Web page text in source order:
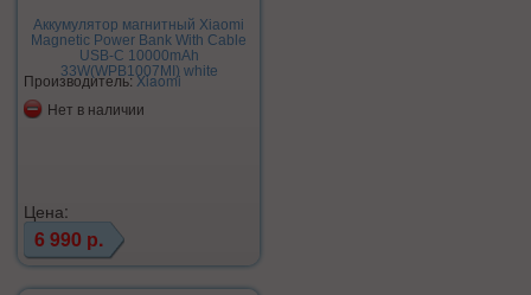
Аккумулятор магнитный Xiaomi
Magnetic Power Bank With Cable
USB-C 10000mAh
33W(WPB1007MI) white
Производитель:Xiaomi
Нет в наличии
Цена:
6 990 р.